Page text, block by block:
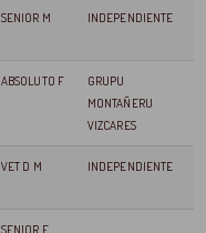
SENIOR M INDEPENDIENTE
ABSOLUTO F
GRUPU
MONTAÑERU
VIZCARES
VET D M INDEPENDIENTE
SENIOR F